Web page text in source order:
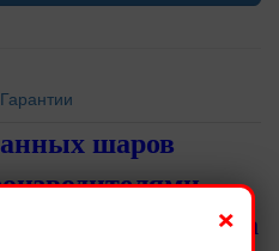
Гарантии
шаров
меньше на
×